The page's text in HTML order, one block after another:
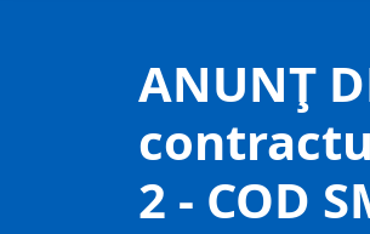
ANUNŢ
2 - COD